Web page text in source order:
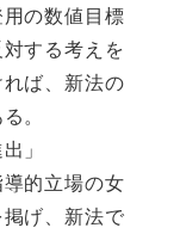
の数値目標
する考えを
ば、新法の
。
」
的立場の女
げ、新法で